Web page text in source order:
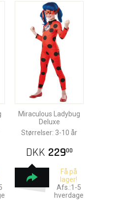
Miraculous Ladybug
Deluxe
Størrelser: 3-10 år
DKK 22900
Få på
lager!
Afs.:1-5
hverdage